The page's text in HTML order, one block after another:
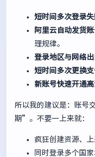
短时间多次登录失
阿里云自动发货
理规律。
登录地区与网络
短时间多次更换
新账号快速开通
所以我的建议是：账号
期”。不要一上来就：
疯狂创建资源、上
同时登录多个国家